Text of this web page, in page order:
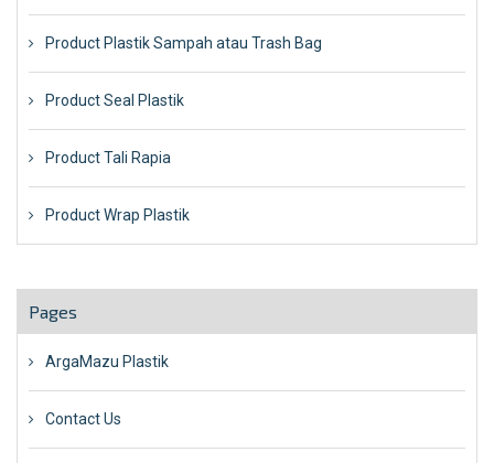
Product Plastik Sampah atau Trash Bag
Product Seal Plastik
Product Tali Rapia
Product Wrap Plastik
Pages
ArgaMazu Plastik
Contact Us